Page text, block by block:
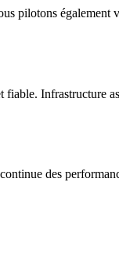
pilotons
fiable. Infrastructure
des